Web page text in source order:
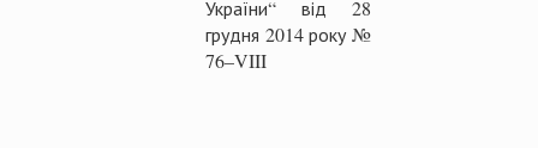
України“ від 28
грудня 2014 року №
76–VIII